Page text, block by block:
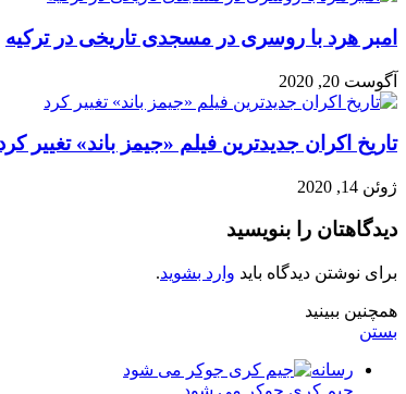
امبر هرد با روسری در مسجدی تاریخی در ترکیه
آگوست 20, 2020
تاریخ اکران جدیدترین فیلم «جیمز باند» تغییر
ژوئن 14, 2020
دیدگاهتان را بنویسید
برای نوشتن دیدگاه باید وارد بشوید.
همچنین ببینید
بستن
رسانه
جیم کری جوکر می شود